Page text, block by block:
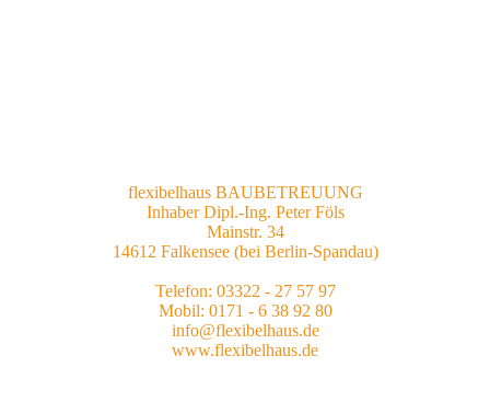
flexibelhaus BAUBETREUUNG
Inhaber Dipl.-Ing. Peter Föls
Mainstr. 34
14612 Falkensee (bei Berlin-Spandau)
Telefon: 03322 - 27 57 97
Mobil: 0171 - 6 38 92 80
info@flexibelhaus.de
www.flexibelhaus.de